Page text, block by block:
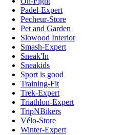
Padel-Expert
Pecheur-Store
Pet and Garden
Slowood Interior
Smash-Expert
Sneak'In
Sneakids
Sport is good
Training-Fit
Trek-Expert
Triathlon-Expert
TripNBikers
Vélo-Store
Winter-Expert